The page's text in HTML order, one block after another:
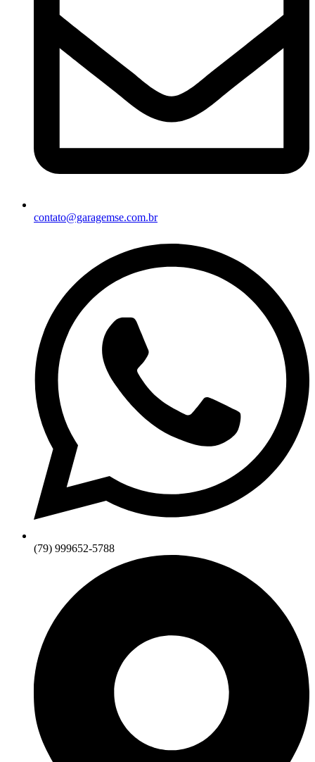
contato@garagemse.com.br
(79) 999652-5788